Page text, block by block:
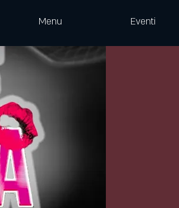
Menu Eventi